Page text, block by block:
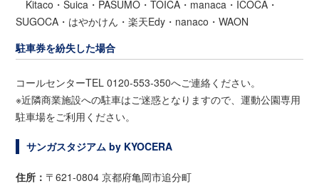
Kitaco・Suica・PASUMO・TOICA・manaca・ICOCA・
SUGOCA・はやかけん・楽天Edy・nanaco・WAON
駐車券を紛失した場合
コールセンターTEL 0120-553-350へご連絡ください。
※近隣商業施設への駐車はご迷惑となりますので、運動公園専用
駐車場をご利用ください。
サンガスタジアム by KYOCERA
住所： 〒621-0804 京都府亀岡市追分町